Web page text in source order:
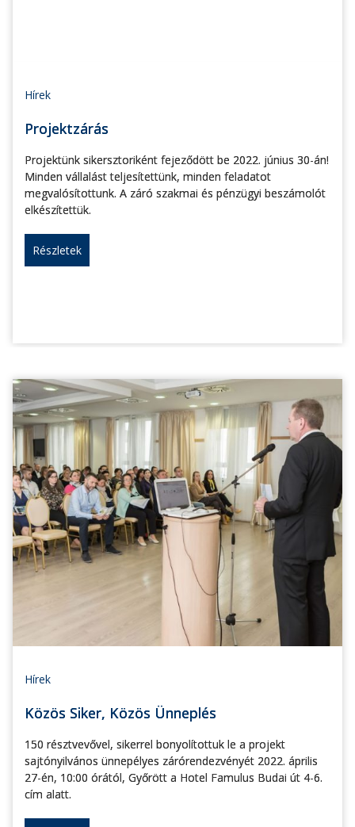
Hírek
Projektzárás
Projektünk sikersztoriként fejeződött be 2022. június 30-án!
Minden vállalást teljesítettünk, minden feladatot
megvalósítottunk. A záró szakmai és pénzügyi beszámolót
elkészítettük.
Részletek
Hírek
Közös Siker, Közös Ünneplés
150 résztvevővel, sikerrel bonyolítottuk le a projekt
sajtónyilvános ünnepélyes zárórendezvényét 2022. április
27-én, 10:00 órától, Győrött a Hotel Famulus Budai út 4-6.
cím alatt.